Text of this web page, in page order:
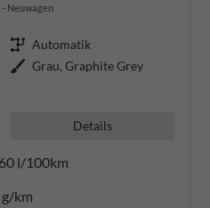
Neuwagen
Getriebe Automatik
Außenfarbe Grau, Graphite Grey
Details
l/100km
km